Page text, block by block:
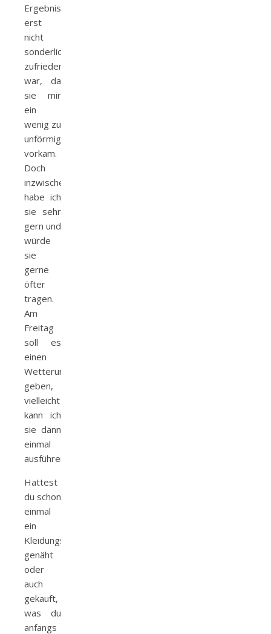
Ergebnis
erst
nicht
sonderlich
zufrieden
war, da
sie mir
ein
wenig zu
unförmig
vorkam.
Doch
inzwischen
habe ich
sie sehr
gern und
würde
sie
gerne
öfter
tragen.
Am
Freitag
soll es
einen
Wetterumschwung
geben,
vielleicht
kann ich
sie dann
einmal
ausführen.
Hattest
du schon
einmal
ein
Kleidungsstück
genäht
oder
auch
gekauft,
was du
anfangs